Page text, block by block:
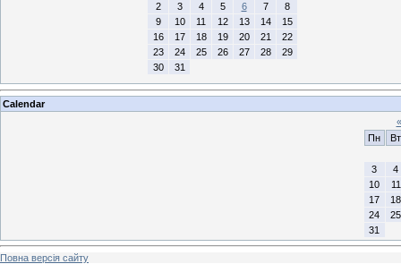
2
3 4 5 6 7
8
9
10 11 12 13 14
15
16
17 18 19 20 21
22
23
24 25 26 27 28
29
30
31
Calendar
«
Пн
Вт
3
4
10
11
17
18
24
25
31
Повна версія сайту